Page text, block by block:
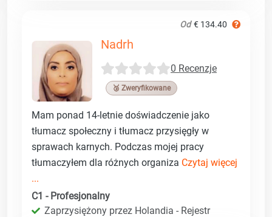
Od € 134.40
Nadrh
0 Recenzje
🥉 Zweryfikowane
Mam ponad 14-letnie doświadczenie jako
tłumacz społeczny i tłumacz przysięgły w
sprawach karnych. Podczas mojej pracy
tłumaczyłem dla różnych organiza Czytaj więcej
...
C1 - Profesjonalny
Zaprzysiężony przez Holandia - Rejestr